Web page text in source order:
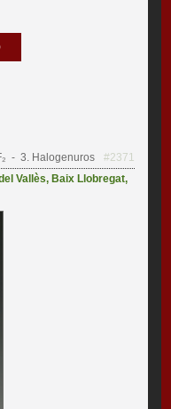
- 3. Halogenuros
#2371
Vallès, Baix Llobregat,